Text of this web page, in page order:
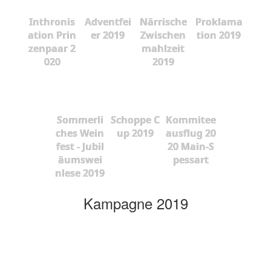
Inthronis
ation Prin
zenpaar 2
020
Adventfei
er 2019
Närrische
Zwischen
mahlzeit
2019
Proklama
tion 2019
Sommerli
ches Wein
fest - Jubil
äumswei
nlese 2019
Schoppe C
up 2019
Kommitee
ausflug 20
20 Main-S
pessart
Kampagne 2019